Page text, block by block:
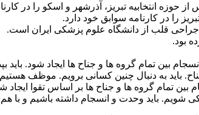
را در کارنامه سوابق خود دارد.
قلب از دانشگاه علوم پزشکی ایران است.
تمام گروه ها و جناح ها ایجاد شود. باید
باید به دنبال چنین کسانی برویم‌. موظف
تمام گروه ها و جناح ها بر اساس تقوا ایجاد
شویم. باید وحدت و انسجام داشته باشیم و با